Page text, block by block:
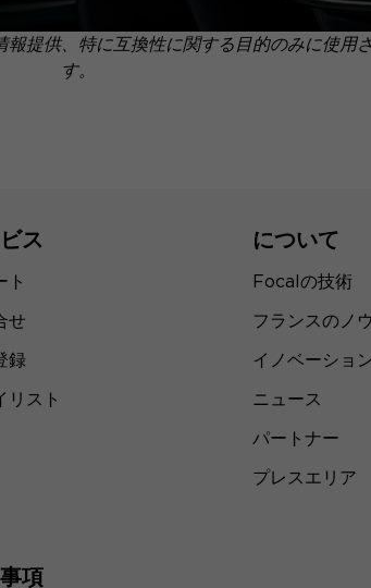
提供、特に互換性に関する目的のみに使用
す。
ス
ト
せ
録
リスト
について
Focalの技術
フランスのノ
イノベーショ
ニュース
パートナー
プレスエリア
項